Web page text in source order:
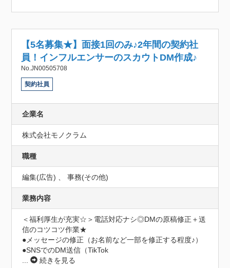
【5名募集★】面接1回のみ♪2年間の契約社
員！インフルエンサーのスカウトDM作成♪
No.JN00505708
契約社員
企業名
株式会社モノクラム
職種
編集(広告) 、 事務(その他)
業務内容
＜福利厚生が充実☆＞電話対応ナシ◎DMの原稿修正＋送
信のコツコツ作業★
●メッセージの修正（お名前など一部を修正する程度♪）
●SNSでのDM送信（TikTok
...
続きを見る